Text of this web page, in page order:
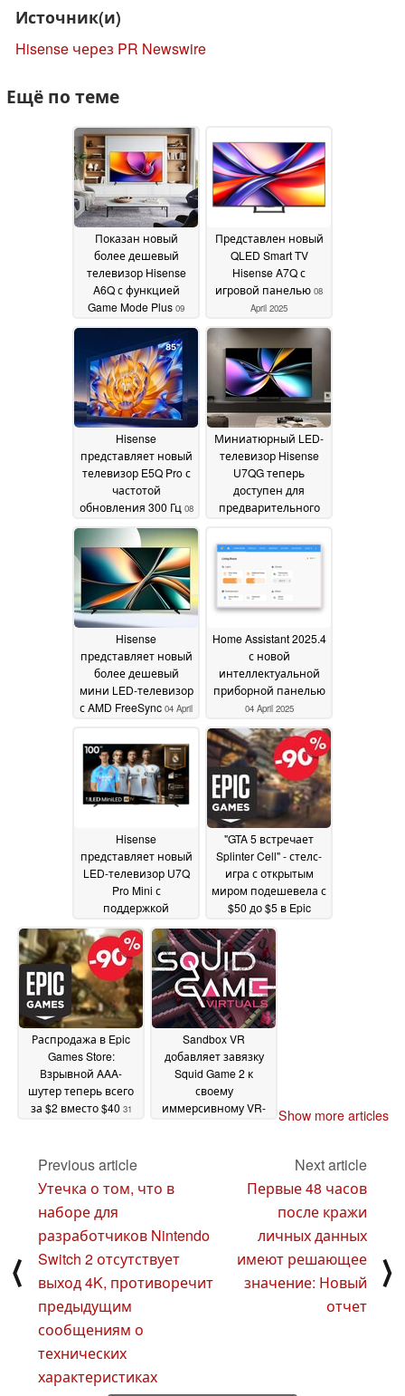
Источник(и)
Hisense через PR Newswire
Ещё по теме
Показан новый
более дешевый
телевизор Hisense
A6Q с функцией
Game Mode Plus 09
April 2025
Представлен новый
QLED Smart TV
Hisense A7Q с
игровой панелью 08
April 2025
Hisense
представляет новый
телевизор E5Q Pro с
частотой
обновления 300 Гц 08
April 2025
Миниатюрный LED-
телевизор Hisense
U7QG теперь
доступен для
предварительного
Hisense
представляет новый
более дешевый
мини LED-телевизор
с AMD FreeSync 04 April
Home Assistant 2025.4
с новой
интеллектуальной
приборной панелью
04 April 2025
Hisense
представляет новый
LED-телевизор U7Q
Pro Mini с
поддержкой
технологии Matter04
April 2025
"GTA 5 встречает
Splinter Cell" - стелс-
игра с открытым
миром подешевела с
$50 до $5 в Epic
Games Store
2025
Распродажа в Epic
Games Store:
Взрывной AAA-
шутер теперь всего
за $2 вместо $40 31
Sandbox VR
добавляет завязку
Squid Game 2 к
своему
иммерсивному VR-
Show more articles
⟨
Previous article
Утечка о том, что в
наборе для
разработчиков Nintendo
Switch 2 отсутствует
выход 4K, противоречит
предыдущим
сообщениям о
технических
характеристиках
Next article
Первые 48 часов
после кражи
личных данных
имеют решающее
значение: Новый
отчет
⟩